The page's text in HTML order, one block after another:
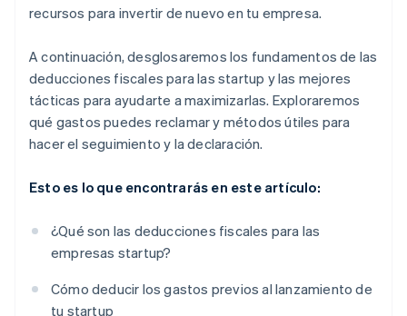
recursos para invertir de nuevo en tu empresa.
A continuación, desglosaremos los fundamentos de las
deducciones fiscales para las startup y las mejores
tácticas para ayudarte a maximizarlas. Exploraremos
qué gastos puedes reclamar y métodos útiles para
hacer el seguimiento y la declaración.
Esto es lo que encontrarás en este artículo:
¿Qué son las deducciones fiscales para las
empresas startup?
Cómo deducir los gastos previos al lanzamiento de
tu startup